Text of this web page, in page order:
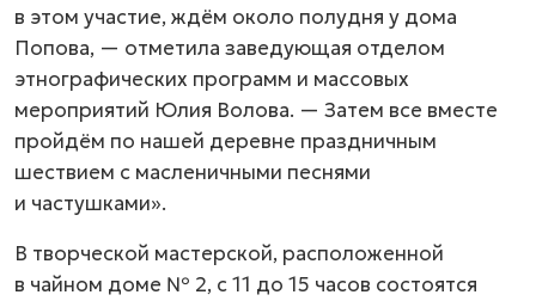
в этом участие, ждём около полудня у дома
Попова, — отметила заведующая отделом
этнографических программ и массовых
мероприятий Юлия Волова. — Затем все вместе
пройдём по нашей деревне праздничным
шествием с масленичными песнями
и частушками».
В творческой мастерской, расположенной
в чайном доме № 2, с 11 до 15 часов состоятся